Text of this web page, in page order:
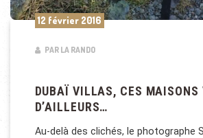
12 février 2016
PAR LA RANDO
DUBAÏ VILLAS, CES MAISONS
D’AILLEURS…
Au-delà des clichés, le photographe